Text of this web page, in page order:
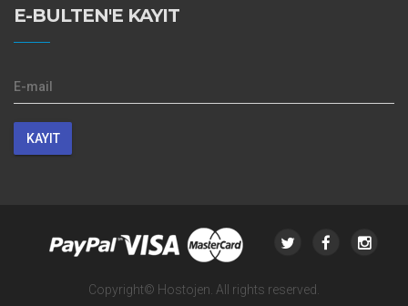
E-BULTEN'E KAYIT
E-mail
Copyright© Hostojen. All rights reserved.